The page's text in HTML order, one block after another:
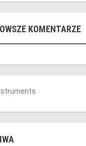
KOMENTARZE